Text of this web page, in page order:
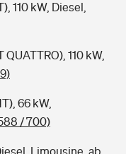
110 kW, Diesel,
110 kW,
66 kW,
/ 700)
Limousine, ab